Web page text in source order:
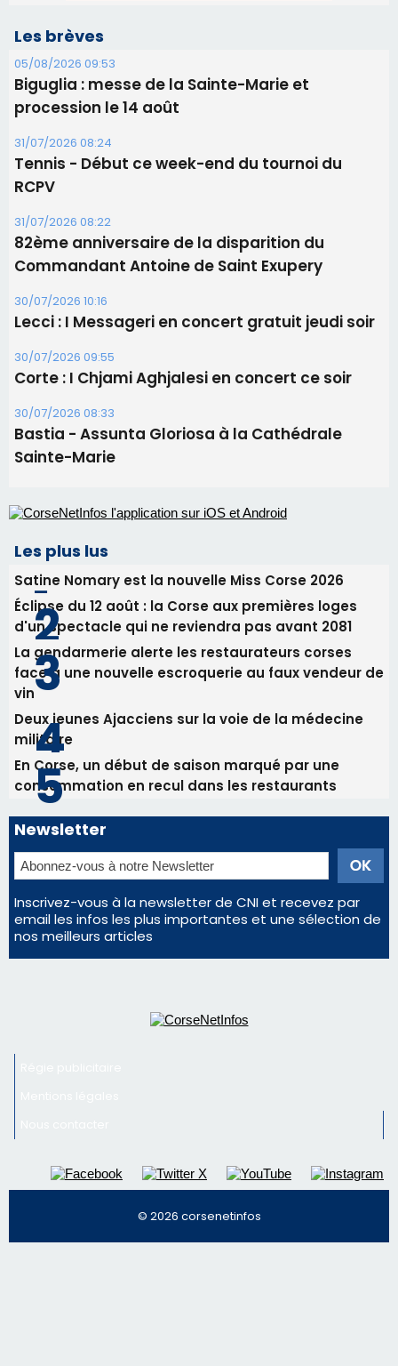
82ème anniversaire de la disparition du
Commandant Antoine de Saint Exupery
30/07/2026 10:16
Lecci : I Messageri en concert gratuit jeudi soir
30/07/2026 09:55
Corte : I Chjami Aghjalesi en concert ce soir
Bastia - Assunta Gloriosa à la Cathédrale
Sainte-Marie
Satine Nomary est la nouvelle Miss Corse 2026
d'un spectacle qui ne reviendra pas avant 2081
La gendarmerie alerte les restaurateurs corses
face à une nouvelle escroquerie au faux vendeur de
Deux jeunes Ajacciens sur la voie de la médecine
En Corse, un début de saison marqué par une
consommation en recul dans les restaurants
Newsletter
Inscrivez-vous à la newsletter de CNI et recevez par
email les infos les plus importantes et une sélection de
nos meilleurs articles
Régie publicitaire
Nous contacter
© 2026 corsenetinfos